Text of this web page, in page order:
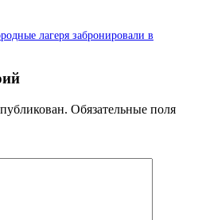
лагеря забронировали в
Обязательные поля